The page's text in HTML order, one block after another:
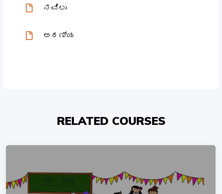
ನವಿಲು
ಅರಣ್ಯ
RELATED COURSES